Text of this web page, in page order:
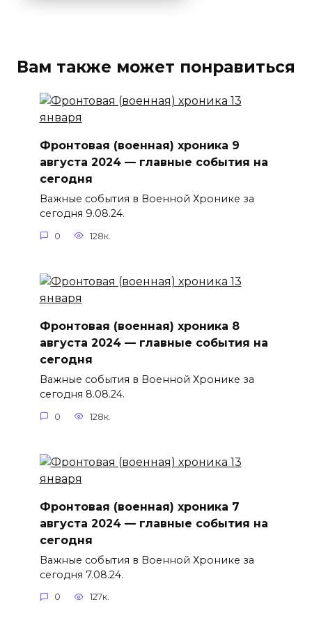
Вам также может понравиться
Фронтовая (военная) хроника 9
августа 2024 — главные события на
сегодня
Важные события в Военной Хронике за
сегодня 9.08.24.
0 128к.
Фронтовая (военная) хроника 8
августа 2024 — главные события на
сегодня
Важные события в Военной Хронике за
сегодня 8.08.24.
0 128к.
Фронтовая (военная) хроника 7
августа 2024 — главные события на
сегодня
Важные события в Военной Хронике за
сегодня 7.08.24.
0 127к.